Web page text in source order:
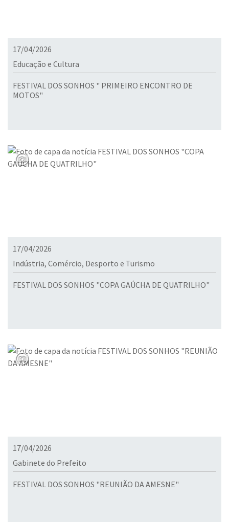
17/04/2026
Educação e Cultura
FESTIVAL DOS SONHOS " PRIMEIRO ENCONTRO DE
MOTOS"
17/04/2026
Indústria, Comércio, Desporto e Turismo
FESTIVAL DOS SONHOS "COPA GAÚCHA DE QUATRILHO"
17/04/2026
Gabinete do Prefeito
FESTIVAL DOS SONHOS "REUNIÃO DA AMESNE"